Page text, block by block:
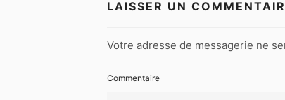
LAISSER UN
Votre adresse de messagerie ne
Commentaire